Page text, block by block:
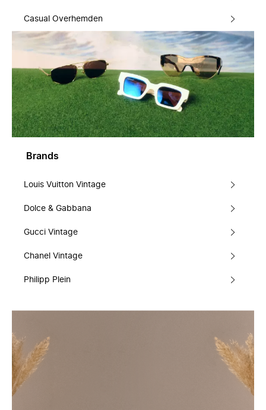
Casual Overhemden
Brands
Louis Vuitton Vintage
Dolce & Gabbana
Gucci Vintage
Chanel Vintage
Philipp Plein